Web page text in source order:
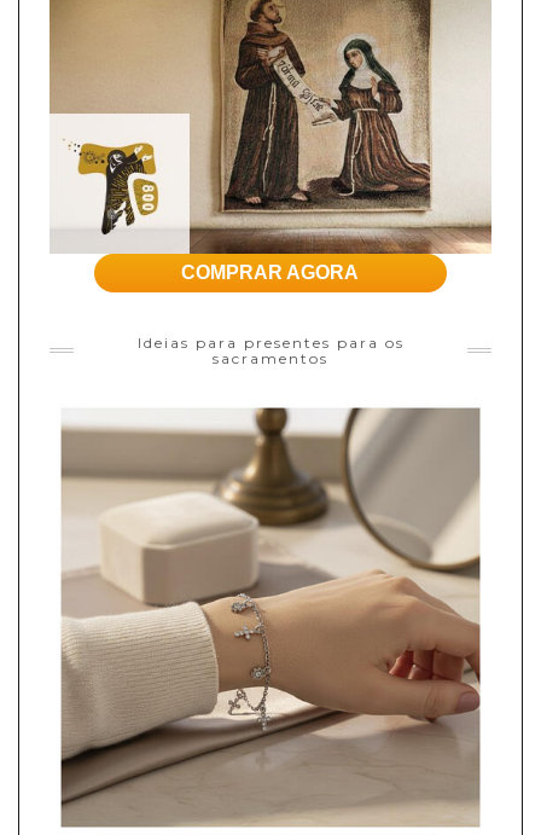
COMPRAR AGORA
Ideias para presentes para os
sacramentos